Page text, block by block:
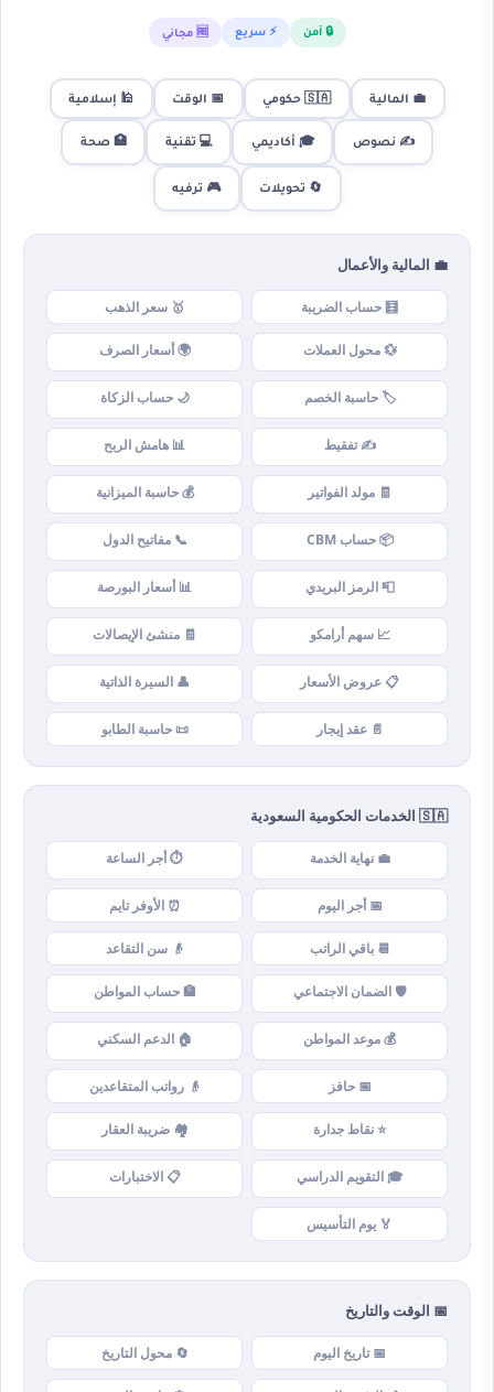
🔒 آمن ⚡ سريع 🆓 مجاني
💼 المالية 🇸🇦 حكومي 📅 الوقت 🕌 إسلامية
✍️ نصوص 🎓 أكاديمي 💻 تقنية 🏥 صحة
🔄 تحويلات 🎮 ترفيه
💼 المالية والأعمال
🧮 حساب الضريبة 🥇 سعر الذهب
💱 محول العملات 🌍 أسعار الصرف
🏷️ حاسبة الخصم 🌙 حساب الزكاة
✍️ تفقيط 📊 هامش الربح
🧾 مولد الفواتير 💰 حاسبة الميزانية
📦 حساب CBM 📞 مفاتيح الدول
📮 الرمز البريدي 📊 أسعار البورصة
📈 سهم أرامكو 🧾 منشئ الإيصالات
📋 عروض الأسعار 👤 السيرة الذاتية
📄 عقد إيجار 📜 حاسبة الطابو
🇸🇦 الخدمات الحكومية السعودية
💼 نهاية الخدمة ⏱️ أجر الساعة
📅 أجر اليوم ⏰ الأوفر تايم
📆 باقي الراتب 👴 سن التقاعد
🛡️ الضمان الاجتماعي 🏦 حساب المواطن
💰 موعد المواطن 🏠 الدعم السكني
📅 حافز 👴 رواتب المتقاعدين
⭐ نقاط جدارة 🏘️ ضريبة العقار
🎓 التقويم الدراسي 📋 الاختبارات
🏅 يوم التأسيس
📅 الوقت والتاريخ
📅 تاريخ اليوم 🔄 محول التاريخ